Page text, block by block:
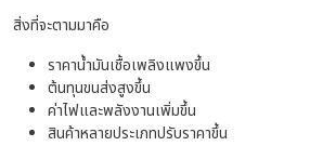
สิ่งที่จะตามมาคือ
ราคาน้ำมันเชื้อเพลิงแพงขึ้น
ต้นทุนขนส่งสูงขึ้น
ค่าไฟและพลังงานเพิ่มขึ้น
สินค้าหลายประเภทปรับราคาขึ้น